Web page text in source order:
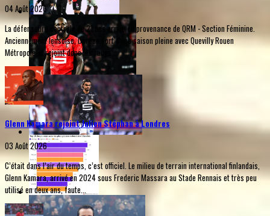
04 Août 2026
La défenseure centrale de 21 ans arrive en provenance de QRM - Section Féminine.
Anciennement lensoise, Doreen sort d'une saison pleine avec Quevilly Rouen
Métropole et rejoint donc les rangs...
Glenn Kamara rejoint Julien Stéphan à Londres
03 Août 2026
C’était dans l’air du temps, c’est officiel. Le milieu de terrain international finlandais,
Glenn Kamara, arrivé en 2024 sous Frederic Massara au Stade Rennais et très peu
utilisé en deux ans, faute...